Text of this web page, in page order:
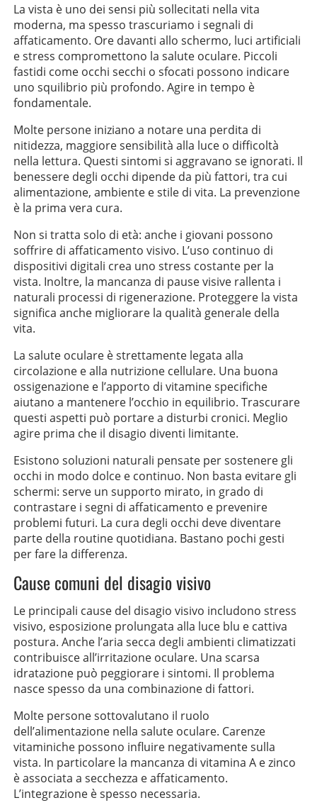
La vista è uno dei sensi più sollecitati nella vita
moderna, ma spesso trascuriamo i segnali di
affaticamento. Ore davanti allo schermo, luci artificiali
e stress compromettono la salute oculare. Piccoli
fastidi come occhi secchi o sfocati possono indicare
uno squilibrio più profondo. Agire in tempo è
fondamentale.
Molte persone iniziano a notare una perdita di
nitidezza, maggiore sensibilità alla luce o difficoltà
nella lettura. Questi sintomi si aggravano se ignorati. Il
benessere degli occhi dipende da più fattori, tra cui
alimentazione, ambiente e stile di vita. La prevenzione
è la prima vera cura.
Non si tratta solo di età: anche i giovani possono
soffrire di affaticamento visivo. L’uso continuo di
dispositivi digitali crea uno stress costante per la
vista. Inoltre, la mancanza di pause visive rallenta i
naturali processi di rigenerazione. Proteggere la vista
significa anche migliorare la qualità generale della
vita.
La salute oculare è strettamente legata alla
circolazione e alla nutrizione cellulare. Una buona
ossigenazione e l’apporto di vitamine specifiche
aiutano a mantenere l’occhio in equilibrio. Trascurare
questi aspetti può portare a disturbi cronici. Meglio
agire prima che il disagio diventi limitante.
Esistono soluzioni naturali pensate per sostenere gli
occhi in modo dolce e continuo. Non basta evitare gli
schermi: serve un supporto mirato, in grado di
contrastare i segni di affaticamento e prevenire
problemi futuri. La cura degli occhi deve diventare
parte della routine quotidiana. Bastano pochi gesti
per fare la differenza.
Cause comuni del disagio visivo
Le principali cause del disagio visivo includono stress
visivo, esposizione prolungata alla luce blu e cattiva
postura. Anche l’aria secca degli ambienti climatizzati
contribuisce all’irritazione oculare. Una scarsa
idratazione può peggiorare i sintomi. Il problema
nasce spesso da una combinazione di fattori.
Molte persone sottovalutano il ruolo
dell’alimentazione nella salute oculare. Carenze
vitaminiche possono influire negativamente sulla
vista. In particolare la mancanza di vitamina A e zinco
è associata a secchezza e affaticamento.
L’integrazione è spesso necessaria.